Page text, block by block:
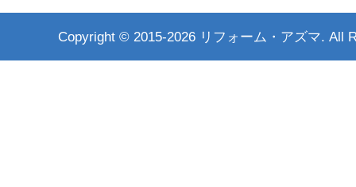
Copyright © 2015-2026 リフォーム・アズマ. All